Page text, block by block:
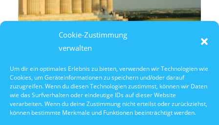
Cookie-Zustimmung
verwalten
Um dir ein optimales Erlebnis zu bieten, verwenden wir Technologien wie
Cookies, um Geräteinformationen zu speichern und/oder darauf
zuzugreifen. Wenn du diesen Technologien zustimmst, können wir Daten
wie das Surfverhalten oder eindeutige IDs auf dieser Website
verarbeiten. Wenn du deine Zustimmung nicht erteilst oder zurückziehst,
können bestimmte Merkmale und Funktionen beeinträchtigt werden.
10. Oktober 2026
10:30 Uhr Walhalla Schifffahrt